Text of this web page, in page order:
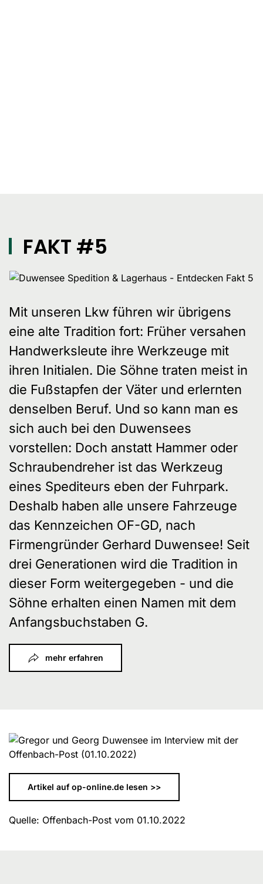
FAKT #5
Mit unseren Lkw führen wir übrigens
eine alte Tradition fort: Früher versahen
Handwerksleute ihre Werkzeuge mit
ihren Initialen. Die Söhne traten meist in
die Fußstapfen der Väter und erlernten
denselben Beruf. Und so kann man es
sich auch bei den Duwensees
vorstellen: Doch anstatt Hammer oder
Schraubendreher ist das Werkzeug
eines Spediteurs eben der Fuhrpark.
Deshalb haben alle unsere Fahrzeuge
das Kennzeichen OF-GD, nach
Firmengründer Gerhard Duwensee! Seit
drei Generationen wird die Tradition in
dieser Form weitergegeben - und die
Söhne erhalten einen Namen mit dem
Anfangsbuchstaben G.
mehr erfahren
Artikel auf op-online.de lesen >>
Quelle: Offenbach-Post vom 01.10.2022